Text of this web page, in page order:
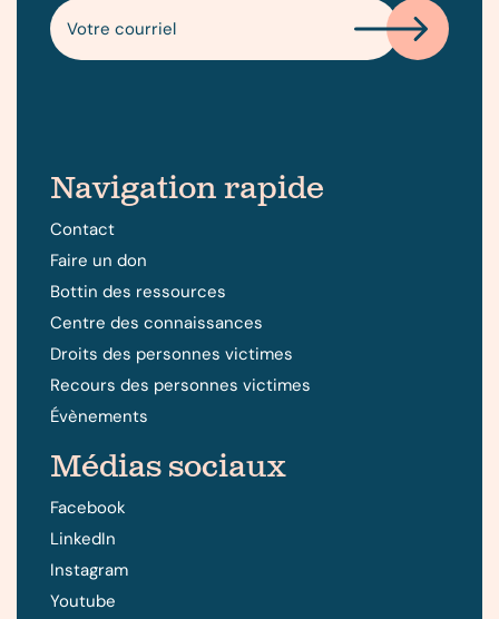
Navigation rapide
Contact
Faire un don
Bottin des ressources
Centre des connaissances
Droits des personnes victimes
Recours des personnes victimes
Évènements
Médias sociaux
Facebook
LinkedIn
Instagram
Youtube